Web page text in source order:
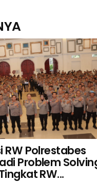
RW Polrestabes
Problem
RW...